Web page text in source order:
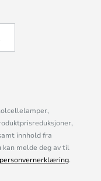
innhold fra
melde deg av til
personvernerklæring.